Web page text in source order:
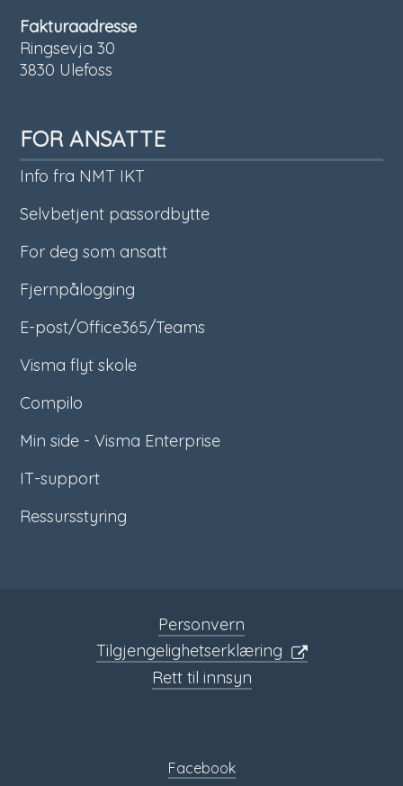
Fakturaadresse
Ringsevja 30
3830 Ulefoss
FOR ANSATTE
Info fra NMT IKT
Selvbetjent passordbytte
For deg som ansatt
Fjernpålogging
E-post/Office365/Teams
Visma flyt skole
Compilo
Min side - Visma Enterprise
IT-support
Ressursstyring
Personvern
Tilgjengelighetserklæring
Rett til innsyn
Facebook